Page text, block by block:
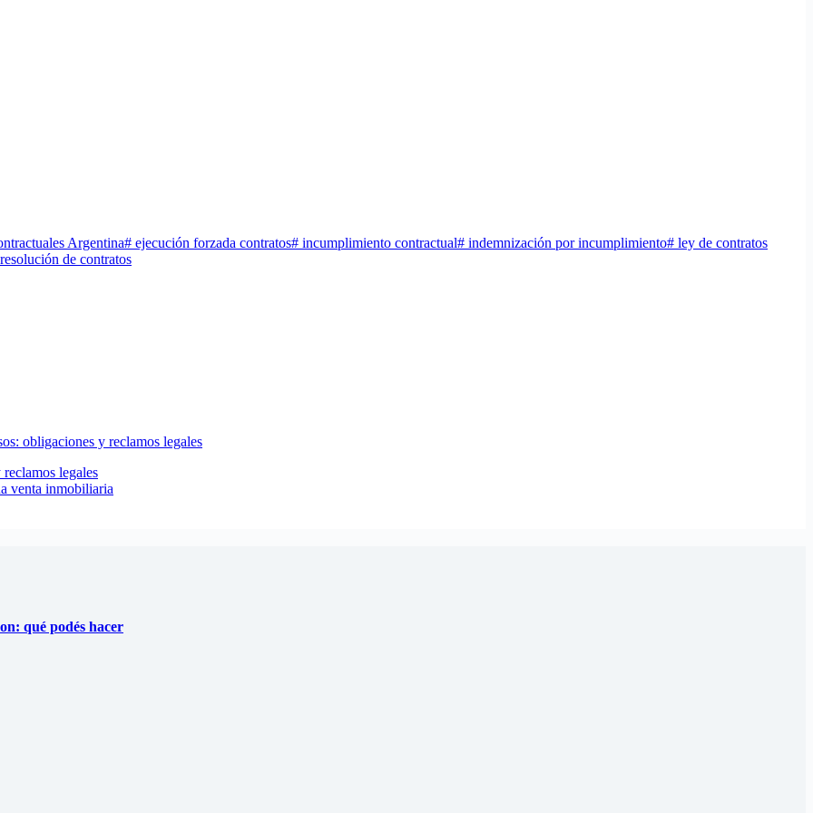
Argentina# ejecución forzada contratos# incumplimiento contractual# indemnización por incumplimiento# ley de contratos
de contratos
legales
venta inmobiliaria
qué podés hacer